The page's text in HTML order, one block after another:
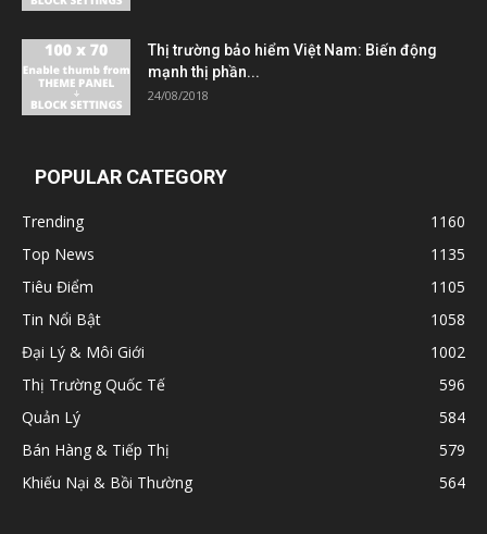
Thị trường bảo hiểm Việt Nam: Biến động
mạnh thị phần...
24/08/2018
POPULAR CATEGORY
Trending
1160
Top News
1135
Tiêu Điểm
1105
Tin Nổi Bật
1058
Đại Lý & Môi Giới
1002
Thị Trường Quốc Tế
596
Quản Lý
584
Bán Hàng & Tiếp Thị
579
Khiếu Nại & Bồi Thường
564